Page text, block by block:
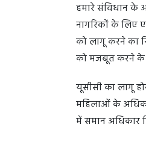
हमारे संविधान के
नागरिकों के लिए
को लागू करने का
को मजबूत करने के
यूसीसी का लागू
महिलाओं के
में समान अधिकार